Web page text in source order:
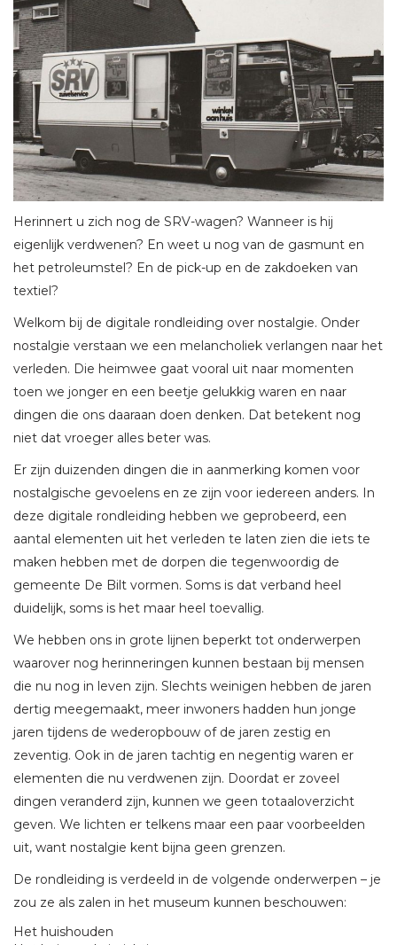
Herinnert u zich nog de SRV-wagen? Wanneer is hij
eigenlijk verdwenen? En weet u nog van de gasmunt en
het petroleumstel? En de pick-up en de zakdoeken van
textiel?
Welkom bij de digitale rondleiding over nostalgie. Onder
nostalgie verstaan we een melancholiek verlangen naar het
verleden. Die heimwee gaat vooral uit naar momenten
toen we jonger en een beetje gelukkig waren en naar
dingen die ons daaraan doen denken. Dat betekent nog
niet dat vroeger alles beter was.
Er zijn duizenden dingen die in aanmerking komen voor
nostalgische gevoelens en ze zijn voor iedereen anders. In
deze digitale rondleiding hebben we geprobeerd, een
aantal elementen uit het verleden te laten zien die iets te
maken hebben met de dorpen die tegenwoordig de
gemeente De Bilt vormen. Soms is dat verband heel
duidelijk, soms is het maar heel toevallig.
We hebben ons in grote lijnen beperkt tot onderwerpen
waarover nog herinneringen kunnen bestaan bij mensen
die nu nog in leven zijn. Slechts weinigen hebben de jaren
dertig meegemaakt, meer inwoners hadden hun jonge
jaren tijdens de wederopbouw of de jaren zestig en
zeventig. Ook in de jaren tachtig en negentig waren er
elementen die nu verdwenen zijn. Doordat er zoveel
dingen veranderd zijn, kunnen we geen totaaloverzicht
geven. We lichten er telkens maar een paar voorbeelden
uit, want nostalgie kent bijna geen grenzen.
De rondleiding is verdeeld in de volgende onderwerpen – je
zou ze als zalen in het museum kunnen beschouwen:
Het huishouden